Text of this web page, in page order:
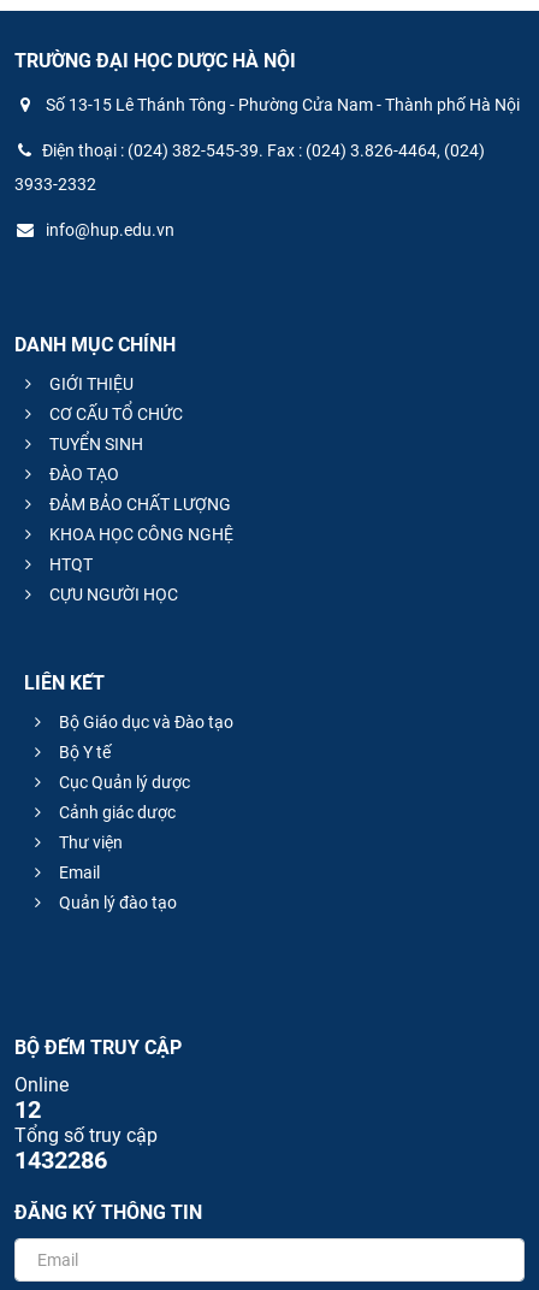
TRƯỜNG ĐẠI HỌC DƯỢC HÀ NỘI
Số 13-15 Lê Thánh Tông - Phường Cửa Nam - Thành phố Hà Nội
Điện thoại : (024) 382-545-39. Fax : (024) 3.826-4464, (024)
3933-2332
info@hup.edu.vn
DANH MỤC CHÍNH
GIỚI THIỆU
CƠ CẤU TỔ CHỨC
TUYỂN SINH
ĐÀO TẠO
ĐẢM BẢO CHẤT LƯỢNG
KHOA HỌC CÔNG NGHỆ
HTQT
CỰU NGƯỜI HỌC
LIÊN KẾT
Bộ Giáo dục và Đào tạo
Bộ Y tế
Cục Quản lý dược
Cảnh giác dược
Thư viện
Email
Quản lý đào tạo
BỘ ĐẾM TRUY CẬP
Online
12
Tổng số truy cập
1432286
ĐĂNG KÝ THÔNG TIN